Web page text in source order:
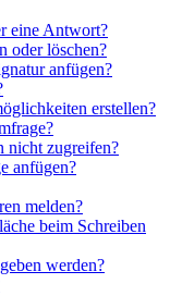
eine Antwort?
oder löschen?
anfügen?
erstellen?
nicht zugreifen?
anfügen?
melden?
beim Schreiben
werden?